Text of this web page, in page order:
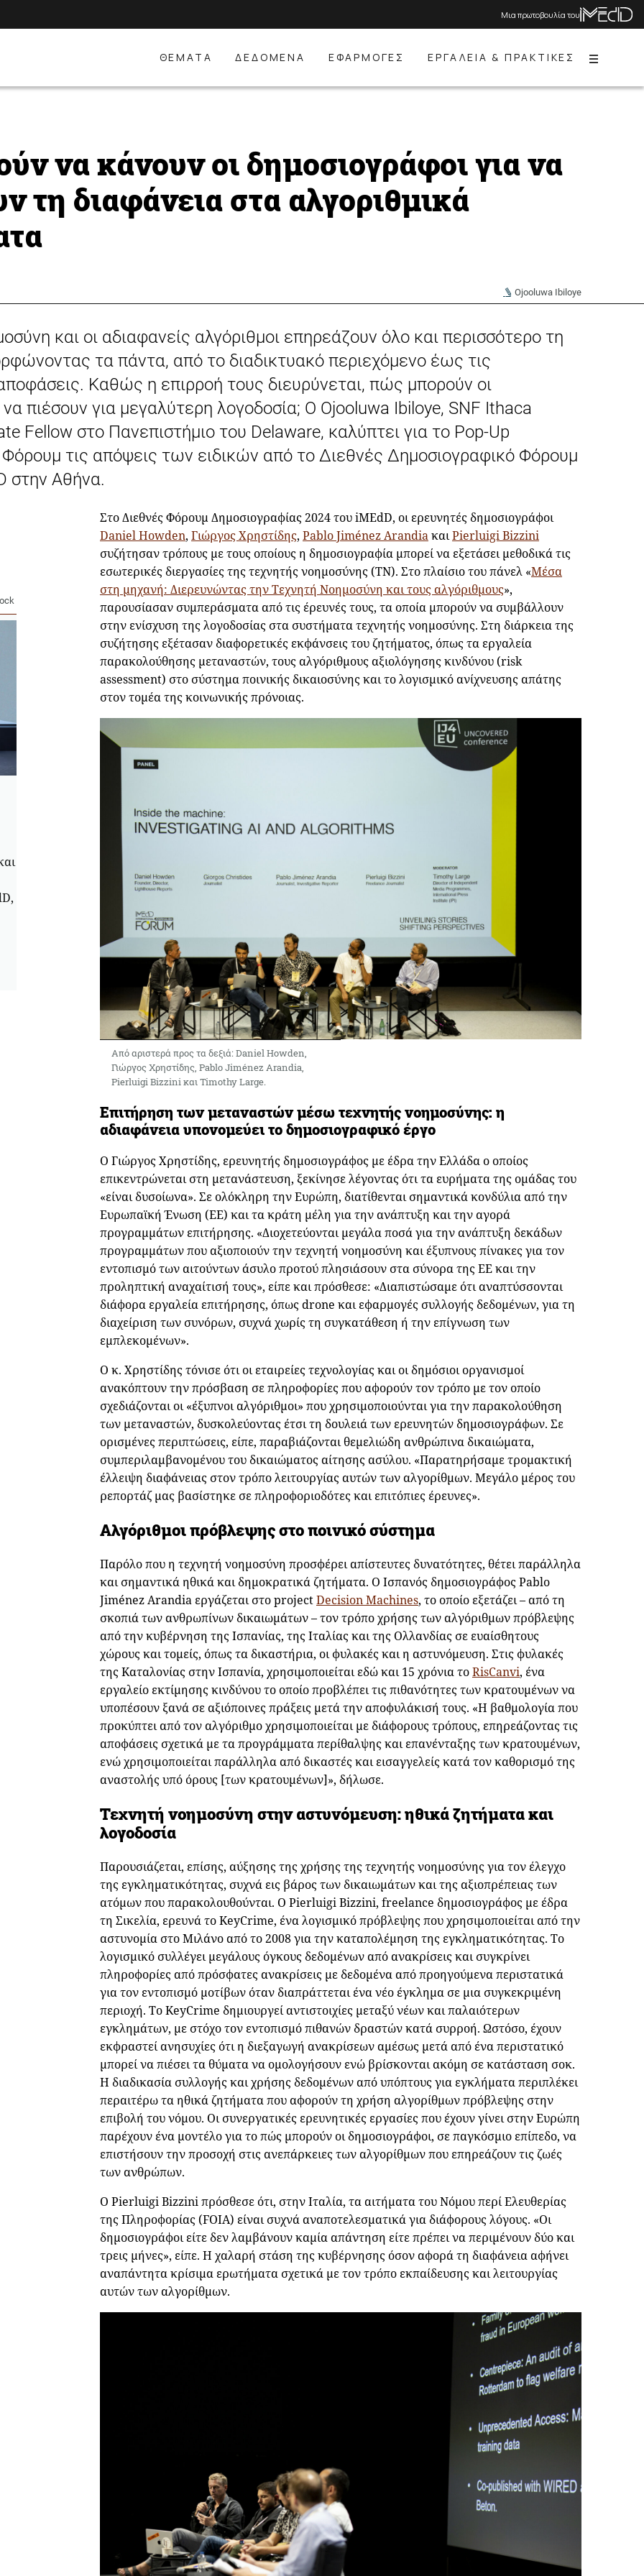
Μια πρωτοβουλία του
ΘΕΜΑΤΑ ΔΕΔΟΜΕΝΑ ΕΦΑΡΜΟΓΕΣ ΕΡΓΑΛΕΙΑ & ΠΡΑΚΤΙΚΕΣ Menu
να κάνουν οι δημοσιογράφοι για να
τη διαφάνεια στα αλγοριθμικά
Ojooluwa Ibiloye
και οι αδιαφανείς αλγόριθμοι επηρεάζουν όλο και περισσότερο τη
τα πάντα, από το διαδικτυακό περιεχόμενο έως τις
Καθώς η επιρροή τους διευρύνεται, πώς μπορούν οι
πιέσουν για μεγαλύτερη λογοδοσία; Ο Ojooluwa Ibiloye, SNF Ithaca
Fellow στο Πανεπιστήμιο του Delaware, καλύπτει για το Pop-Up
τις απόψεις των ειδικών από το Διεθνές Δημοσιογραφικό Φόρουμ
στην Αθήνα.
Στο Διεθνές Φόρουμ Δημοσιογραφίας 2024 του iMEdD, οι ερευνητές δημοσιογράφοι
Daniel Howden, Γιώργος Χρηστίδης, Pablo Jiménez ArandiaκαιPierluigi Bizzini
συζήτησαν τρόπους με τους οποίους η δημοσιογραφία μπορεί να εξετάσει μεθοδικά τις
εσωτερικές διεργασίες της τεχνητής νοημοσύνης (ΤΝ). Στο πλαίσιο του πάνελ «Μέσα
στη μηχανή: Διερευνώντας την Τεχνητή Νοημοσύνη και τους αλγόριθμους»,
παρουσίασαν συμπεράσματα από τις έρευνές τους, τα οποία μπορούν να συμβάλλουν
στην ενίσχυση της λογοδοσίας στα συστήματα τεχνητής νοημοσύνης. Στη διάρκεια της
συζήτησης εξέτασαν διαφορετικές εκφάνσεις του ζητήματος, όπως τα εργαλεία
παρακολούθησης μεταναστών, τους αλγόριθμους αξιολόγησης κινδύνου (risk
assessment) στο σύστημα ποινικής δικαιοσύνης και το λογισμικό ανίχνευσης απάτης
στον τομέα της κοινωνικής πρόνοιας.
Από αριστερά προς τα δεξιά: Daniel Howden,
Γιώργος Χρηστίδης, Pablo Jiménez Arandia,
Pierluigi Bizzini και Timothy Large.
Επιτήρηση των μεταναστών μέσω τεχνητής νοημοσύνης: η
αδιαφάνεια υπονομεύει το δημοσιογραφικό έργο
Ο Γιώργος Χρηστίδης, ερευνητής δημοσιογράφος με έδρα την Ελλάδα ο οποίος
επικεντρώνεται στη μετανάστευση, ξεκίνησε λέγοντας ότι τα ευρήματα της ομάδας του
«είναι δυσοίωνα». Σε ολόκληρη την Ευρώπη, διατίθενται σημαντικά κονδύλια από την
Ευρωπαϊκή Ένωση (ΕΕ) και τα κράτη μέλη για την ανάπτυξη και την αγορά
προγραμμάτων επιτήρησης. «Διοχετεύονται μεγάλα ποσά για την ανάπτυξη δεκάδων
προγραμμάτων που αξιοποιούν την τεχνητή νοημοσύνη και έξυπνους πίνακες για τον
εντοπισμό των αιτούντων άσυλο προτού πλησιάσουν στα σύνορα της ΕΕ και την
προληπτική αναχαίτισή τους», είπε και πρόσθεσε: «Διαπιστώσαμε ότι αναπτύσσονται
διάφορα εργαλεία επιτήρησης, όπως drone και εφαρμογές συλλογής δεδομένων, για τη
διαχείριση των συνόρων, συχνά χωρίς τη συγκατάθεση ή την επίγνωση των
εμπλεκομένων».
Ο κ. Χρηστίδης τόνισε ότι οι εταιρείες τεχνολογίας και οι δημόσιοι οργανισμοί
ανακόπτουν την πρόσβαση σε πληροφορίες που αφορούν τον τρόπο με τον οποίο
σχεδιάζονται οι «έξυπνοι αλγόριθμοι» που χρησιμοποιούνται για την παρακολούθηση
των μεταναστών, δυσκολεύοντας έτσι τη δουλειά των ερευνητών δημοσιογράφων. Σε
ορισμένες περιπτώσεις, είπε, παραβιάζονται θεμελιώδη ανθρώπινα δικαιώματα,
συμπεριλαμβανομένου του δικαιώματος αίτησης ασύλου. «Παρατηρήσαμε τρομακτική
έλλειψη διαφάνειας στον τρόπο λειτουργίας αυτών των αλγορίθμων. Μεγάλο μέρος του
ρεπορτάζ μας βασίστηκε σε πληροφοριοδότες και επιτόπιες έρευνες».
Αλγόριθμοι πρόβλεψης στο ποινικό σύστημα
Παρόλο που η τεχνητή νοημοσύνη προσφέρει απίστευτες δυνατότητες, θέτει παράλληλα
και σημαντικά ηθικά και δημοκρατικά ζητήματα. Ο Ισπανός δημοσιογράφος Pablo
Jiménez Arandia εργάζεται στο projectDecision Machines, το οποίο εξετάζει – από τη
σκοπιά των ανθρωπίνων δικαιωμάτων – τον τρόπο χρήσης των αλγόριθμων πρόβλεψης
από την κυβέρνηση της Ισπανίας, της Ιταλίας και της Ολλανδίας σε ευαίσθητους
χώρους και τομείς, όπως τα δικαστήρια, οι φυλακές και η αστυνόμευση. Στις φυλακές
της Καταλονίας στην Ισπανία, χρησιμοποιείται εδώ και 15 χρόνια τοRisCanvi, ένα
εργαλείο εκτίμησης κινδύνου το οποίο προβλέπει τις πιθανότητες των κρατουμένων να
υποπέσουν ξανά σε αξιόποινες πράξεις μετά την αποφυλάκισή τους. «Η βαθμολογία που
προκύπτει από τον αλγόριθμο χρησιμοποιείται με διάφορους τρόπους, επηρεάζοντας τις
αποφάσεις σχετικά με τα προγράμματα περίθαλψης και επανένταξης των κρατουμένων,
ενώ χρησιμοποιείται παράλληλα από δικαστές και εισαγγελείς κατά τον καθορισμό της
αναστολής υπό όρους [των κρατουμένων]», δήλωσε.
Τεχνητή νοημοσύνη στην αστυνόμευση: ηθικά ζητήματα και
λογοδοσία
Παρουσιάζεται, επίσης, αύξησης της χρήσης της τεχνητής νοημοσύνης για τον έλεγχο
της εγκληματικότητας, συχνά εις βάρος των δικαιωμάτων και της αξιοπρέπειας των
ατόμων που παρακολουθούνται. Ο Pierluigi Bizzini, freelance δημοσιογράφος με έδρα
τη Σικελία, ερευνά το KeyCrime, ένα λογισμικό πρόβλεψης που χρησιμοποιείται από την
αστυνομία στο Μιλάνο από το 2008 για την καταπολέμηση της εγκληματικότητας. Το
λογισμικό συλλέγει μεγάλους όγκους δεδομένων από ανακρίσεις και συγκρίνει
πληροφορίες από πρόσφατες ανακρίσεις με δεδομένα από προηγούμενα περιστατικά
για τον εντοπισμό μοτίβων όταν διαπράττεται ένα νέο έγκλημα σε μια συγκεκριμένη
περιοχή. Το KeyCrime δημιουργεί αντιστοιχίες μεταξύ νέων και παλαιότερων
εγκλημάτων, με στόχο τον εντοπισμό πιθανών δραστών κατά συρροή. Ωστόσο, έχουν
εκφραστεί ανησυχίες ότι η διεξαγωγή ανακρίσεων αμέσως μετά από ένα περιστατικό
μπορεί να πιέσει τα θύματα να ομολογήσουν ενώ βρίσκονται ακόμη σε κατάσταση σοκ.
Η διαδικασία συλλογής και χρήσης δεδομένων από υπόπτους για εγκλήματα περιπλέκει
περαιτέρω τα ηθικά ζητήματα που αφορούν τη χρήση αλγορίθμων πρόβλεψης στην
επιβολή του νόμου. Οι συνεργατικές ερευνητικές εργασίες που έχουν γίνει στην Ευρώπη
παρέχουν ένα μοντέλο για το πώς μπορούν οι δημοσιογράφοι, σε παγκόσμιο επίπεδο, να
επιστήσουν την προσοχή στις ανεπάρκειες των αλγορίθμων που επηρεάζουν τις ζωές
των ανθρώπων.
Ο Pierluigi Bizzini πρόσθεσε ότι, στην Ιταλία, τα αιτήματα του Νόμου περί Ελευθερίας
της Πληροφορίας (FOIA) είναι συχνά αναποτελεσματικά για διάφορους λόγους. «Οι
δημοσιογράφοι είτε δεν λαμβάνουν καμία απάντηση είτε πρέπει να περιμένουν δύο και
τρεις μήνες», είπε. Η χαλαρή στάση της κυβέρνησης όσον αφορά τη διαφάνεια αφήνει
αναπάντητα κρίσιμα ερωτήματα σχετικά με τον τρόπο εκπαίδευσης και λειτουργίας
αυτών των αλγορίθμων.